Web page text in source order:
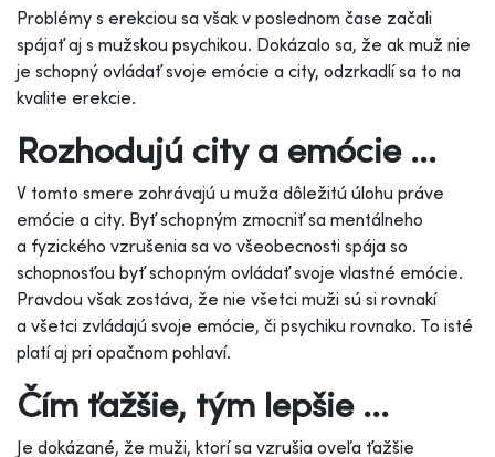
Problémy s erekciou sa však v poslednom čase začali
spájať aj s mužskou psychikou. Dokázalo sa, že ak muž nie
je schopný ovládať svoje emócie a city, odzrkadlí sa to na
kvalite erekcie.
Rozhodujú city a emócie ...
V tomto smere zohrávajú u muža dôležitú úlohu práve
emócie a city. Byť schopným zmocniť sa mentálneho
a fyzického vzrušenia sa vo všeobecnosti spája so
schopnosťou byť schopným ovládať svoje vlastné emócie.
Pravdou však zostáva, že nie všetci muži sú si rovnakí
a všetci zvládajú svoje emócie, či psychiku rovnako. To isté
platí aj pri opačnom pohlaví.
Čím ťažšie, tým lepšie ...
Je dokázané, že muži, ktorí sa vzrušia oveľa ťažšie